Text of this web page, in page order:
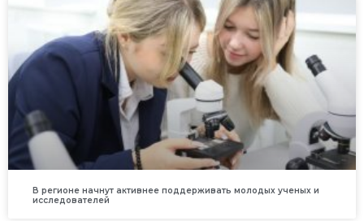
В регионе начнут активнее поддерживать молодых ученых и
исследователей